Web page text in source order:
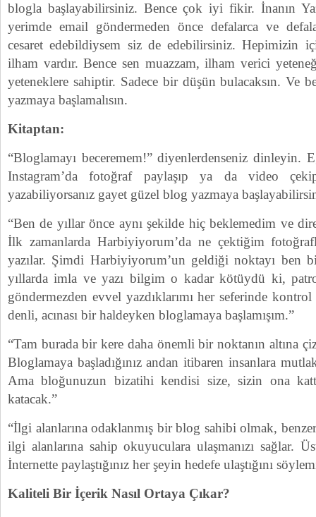
blogla başlayabilirsiniz. Bence çok iyi fikir. İnanın
yerimde email göndermeden önce defalarca ve
cesaret edebildiysem siz de edebilirsiniz. Hepimizin
ilham vardır. Bence sen muazzam, ilham verici
yeteneklere sahiptir. Sadece bir düşün bulacaksın. Ve
yazmaya başlamalısın.
Kitaptan:
“Bloglamayı beceremem!” diyenlerdenseniz dinleyin.
Instagram’da fotoğraf paylaşıp ya da video
yazabiliyorsanız gayet güzel blog yazmaya
“Ben de yıllar önce aynı şekilde hiç beklemedim ve
İlk zamanlarda Harbiyiyorum’da ne çektiğim
yazılar. Şimdi Harbiyiyorum’un geldiği noktayı ben
yıllarda imla ve yazı bilgim o kadar kötüydü ki,
göndermezden evvel yazdıklarımı her seferinde
denli, acınası bir haldeyken bloglamaya başlamışım.”
“Tam burada bir kere daha önemli bir noktanın altına
Bloglamaya başladığınız andan itibaren insanlara
Ama bloğunuzun bizatihi kendisi size, sizin ona
katacak.”
“İlgi alanlarına odaklanmış bir blog sahibi olmak,
ilgi alanlarına sahip okuyuculara ulaşmanızı sağlar.
İnternette paylaştığınız her şeyin hedefe ulaştığını
Kaliteli Bir İçerik Nasıl Ortaya Çıkar?